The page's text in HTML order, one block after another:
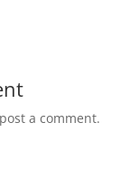
a comment.